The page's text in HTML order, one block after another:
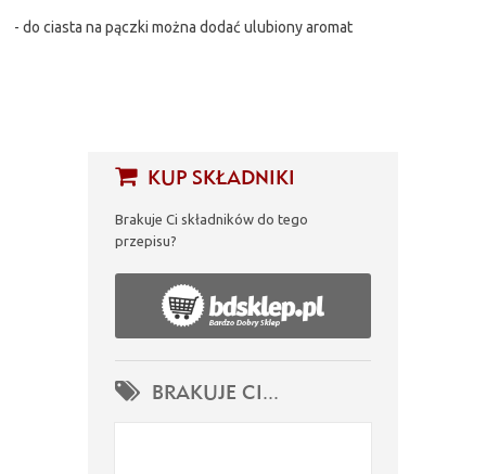
KUP SKŁADNIKI
Brakuje Ci składników do tego
przepisu?
BRAKUJE CI...
- do ciasta na pączki można dodać ulubiony aromat